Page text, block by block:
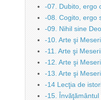
-07. Dubito, ergo
-08. Cogito, ergo
-09. Nihil sine Deo
-10. Arte şi
-11. Arte şi
-12. Arte şi
-13. Arte şi
-14 Lecţia de
-15. Învăţământul